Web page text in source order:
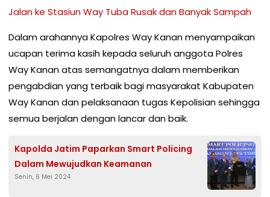
Jalan ke Stasiun Way Tuba Rusak dan Banyak Sampah
Dalam arahannya Kapolres Way Kanan menyampaikan
ucapan terima kasih kepada seluruh anggota Polres
Way Kanan atas semangatnya dalam memberikan
pengabdian yang terbaik bagi masyarakat Kabupaten
Way Kanan dan pelaksanaan tugas Kepolisian sehingga
semua berjalan dengan lancar dan baik.
Kapolda Jatim Paparkan Smart Policing
Dalam Mewujudkan Keamanan
Senin, 6 Mei 2024